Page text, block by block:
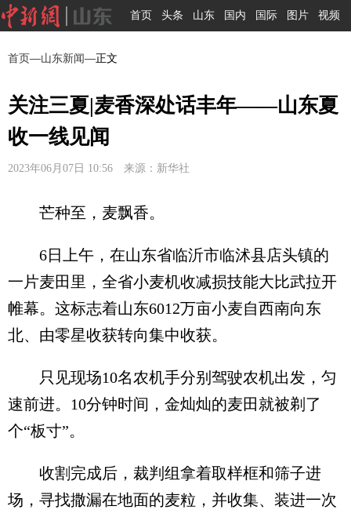
首页 头条 山东 国内 国际 图片 视频
首页—山东新闻—正文
关注三夏|麦香深处话丰年——山东夏
收一线见闻
2023年06月07日 10:56 来源：新华社
芒种至，麦飘香。
6日上午，在山东省临沂市临沭县店头镇的
一片麦田里，全省小麦机收减损技能大比武拉开
帷幕。这标志着山东6012万亩小麦自西南向东
北、由零星收获转向集中收获。
只见现场10名农机手分别驾驶农机出发，匀
速前进。10分钟时间，金灿灿的麦田就被剃了
个“板寸”。
收割完成后，裁判组拿着取样框和筛子进
场，寻找撒漏在地面的麦粒，并收集、装进一次